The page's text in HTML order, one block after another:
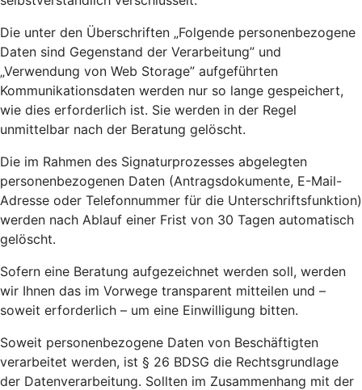
Die unter den Überschriften „Folgende personenbezogene
Daten sind Gegenstand der Verarbeitung” und
„Verwendung von Web Storage” aufgeführten
Kommunikationsdaten werden nur so lange gespeichert,
wie dies erforderlich ist. Sie werden in der Regel
unmittelbar nach der Beratung gelöscht.
Die im Rahmen des Signaturprozesses abgelegten
personenbezogenen Daten (Antragsdokumente, E-Mail-
Adresse oder Telefonnummer für die Unterschriftsfunktion)
werden nach Ablauf einer Frist von 30 Tagen automatisch
gelöscht.
Sofern eine Beratung aufgezeichnet werden soll, werden
wir Ihnen das im Vorwege transparent mitteilen und –
soweit erforderlich – um eine Einwilligung bitten.
Soweit personenbezogene Daten von Beschäftigten
verarbeitet werden, ist § 26 BDSG die Rechtsgrundlage
der Datenverarbeitung. Sollten im Zusammenhang mit der